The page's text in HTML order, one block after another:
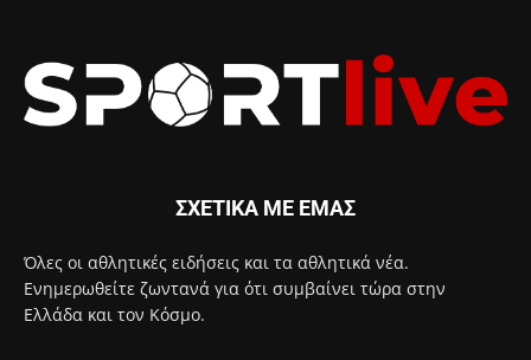
ΣΧΕΤΙΚΑ ΜΕ ΕΜΑΣ
Όλες οι αθλητικές ειδήσεις και τα αθλητικά νέα.
Ενημερωθείτε ζωντανά για ότι συμβαίνει τώρα στην
Ελλάδα και τον Κόσμο.